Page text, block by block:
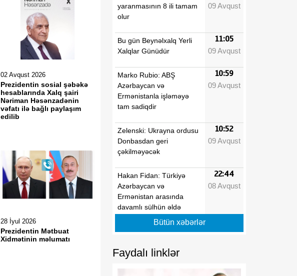
02 Avqust 2026
Prezidentin sosial şəbəkə
hesablarında Xalq şairi
Nəriman Həsənzadənin
vəfatı ilə bağlı paylaşım
edilib
28 İyul 2026
Prezidentin Mətbuat
Xidmətinin məlumatı
yaranmasının 8 ili tamam
olur
09 Avqust
Bu gün Beynəlxalq Yerli
Xalqlar Günüdür
11:05
09 Avqust
Marko Rubio: ABŞ
Azərbaycan və
Ermənistanla işləməyə
tam sadiqdir
10:59
09 Avqust
Zelenski: Ukrayna ordusu
Donbasdan geri
çəkilməyəcək
10:52
09 Avqust
Hakan Fidan: Türkiyə
Azərbaycan və
Ermənistan arasında
davamlı sülhün əldə
edilməsi səylərini
22:44
08 Avqust
Bakıdan Limaya uzanan
Bütün xəbərlər
Faydalı linklər